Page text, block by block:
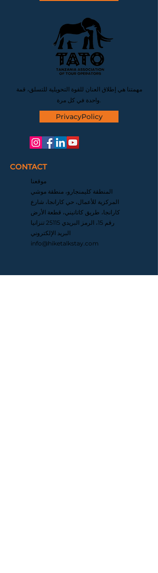
مهمتنا هي إطلاق العنان للقوة التحويلية للتسلق، قمة
PrivacyPolicy
CONTACT
موقعنا
المنطقة كليمنجارو، منطقة موشي
المركزية للأعمال، حي كارانجا، شارع
كارانجا، طريق كاتانيني، قطعة الأرض
رقم 15، الرمز البريدي 25115 تنزانيا
البريد الإلكتروني
info@hiketalkstay.com